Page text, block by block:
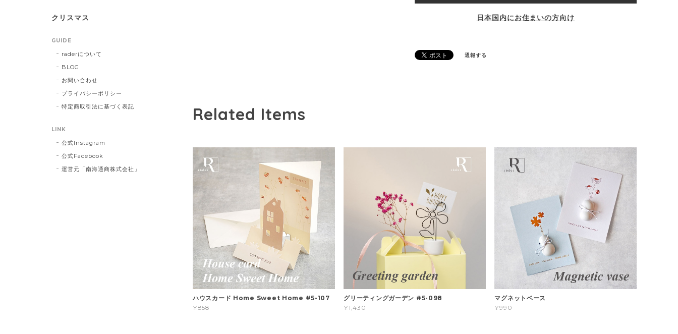
日本国内にお住まいの方向け
通報する
Related Items
ハウスカード Home Sweet Home #5-107
¥858
グリーティングガーデン #5-098
¥1,430
マグネットベース
¥990
クリスマス
GUIDE
raderについて
BLOG
お問い合わせ
プライバシーポリシー
特定商取引法に基づく表記
LINK
公式Instagram
公式Facebook
運営元「南海通商株式会社」